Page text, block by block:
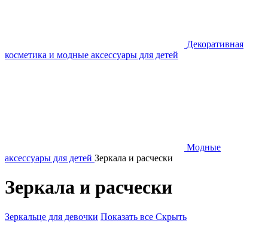
Декоративная
косметика и модные аксессуары для детей
Модные
аксессуары для детей Зеркала и расчески
Зеркала и расчески
Зеркальце для девочки Показать все Скрыть